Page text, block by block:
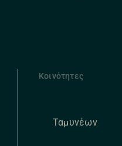
Κοινότητες
Ταμυνέων